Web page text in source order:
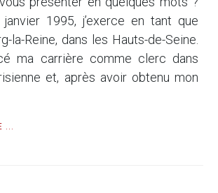
1995, j’exerce en tant que
la-Reine, dans les Hauts-de-Seine.
ma carrière comme clerc dans
et, après avoir obtenu mon
...